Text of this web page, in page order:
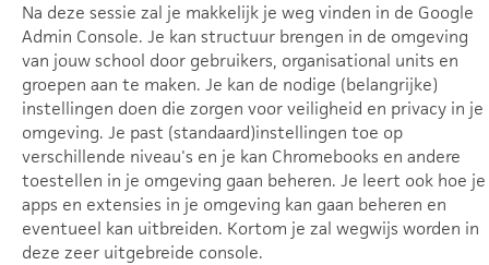
Na deze sessie zal je makkelijk je weg vinden in de Google
Admin Console. Je kan structuur brengen in de omgeving
van jouw school door gebruikers, organisational units en
groepen aan te maken. Je kan de nodige (belangrijke)
instellingen doen die zorgen voor veiligheid en privacy in je
omgeving. Je past (standaard)instellingen toe op
verschillende niveau's en je kan Chromebooks en andere
toestellen in je omgeving gaan beheren. Je leert ook hoe je
apps en extensies in je omgeving kan gaan beheren en
eventueel kan uitbreiden. Kortom je zal wegwijs worden in
deze zeer uitgebreide console.